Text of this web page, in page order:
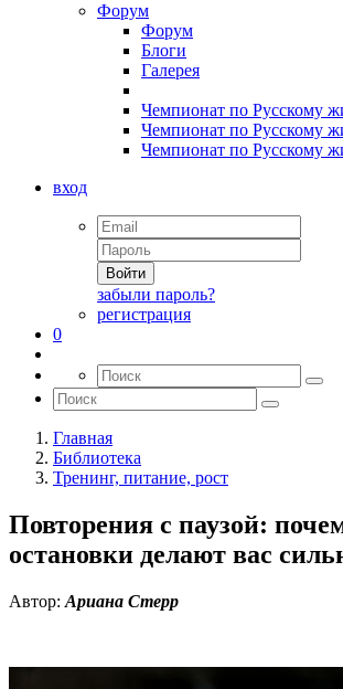
Форум
Форум
Блоги
Галерея
Чемпионат по Русскому
Чемпионат по Русскому
Чемпионат по Русскому
вход
Войти
забыли пароль?
регистрация
0
Главная
Библиотека
Тренинг, питание, рост
Повторения с паузой:
остановки делают вас
Автор: Ариана Стерр